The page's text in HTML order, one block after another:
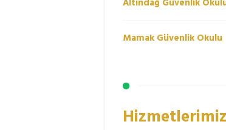
Mamak Güvenlik Okulu
Hizmetlerimiz